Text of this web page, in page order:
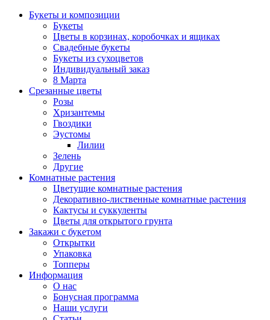
Букеты и композиции
Букеты
Цветы в корзинах, коробочках и ящиках
Свадебные букеты
Букеты из сухоцветов
Индивидуальный заказ
8 Марта
Срезанные цветы
Розы
Хризантемы
Гвоздики
Эустомы
Лилии
Зелень
Другие
Комнатные растения
Цветущие комнатные растения
Декоративно-лиственные комнатные растения
Кактусы и суккуленты
Цветы для открытого грунта
Закажи с букетом
Открытки
Упаковка
Топперы
Информация
О нас
Бонусная программа
Наши услуги